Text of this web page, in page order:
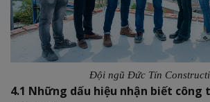
Đội ngũ Đức Tín
4.1 Những dấu hiệu nhận biết công